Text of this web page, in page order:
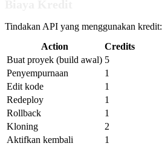
Tindakan API yang menggunakan kredit:
Action
Credits
Buat proyek (build awal) 5
Penyempurnaan
1
Edit kode
1
Redeploy
1
Rollback
1
Kloning
2
Aktifkan kembali
1